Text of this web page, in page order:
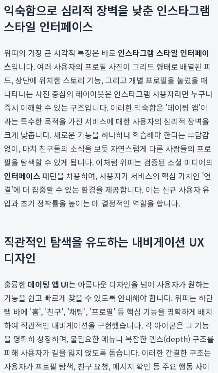
익숙함으로 심리적 장벽을 낮춘 인스타그램
스타일 인터페이스
위피의 가장 큰 시각적 특징은 바로 인스타그램 스타일 인터페이
스입니다. 여러 사용자의 프로필 사진이 그리드 형태로 배열된 피
드, 상단에 위치한 스토리 기능, 그리고 개별 프로필을 눌렀을 때
나타나는 사진 중심의 레이아웃은 인스타그램 사용자라면 누구나
즉시 이해할 수 있는 구조입니다. 이러한 익숙함은 '데이팅 앱'이
라는 특수한 목적을 가진 서비스에 대한 사용자의 심리적 장벽을
크게 낮춥니다. 새로운 기능을 하나하나 학습해야 한다는 부담감
없이, 마치 친구들의 소식을 보듯 자연스럽게 다른 사람들의 프로
필을 탐색할 수 있게 됩니다. 이처럼 위피는 검증된 소셜 미디어의
인터페이스 패턴을 차용하여, 사용자가 서비스의 핵심 가치인 '연
결'에 더 집중할 수 있는 환경을 제공합니다. 이는 신규 사용자 유
입과 초기 정착률을 높이는 데 결정적인 역할을 합니다.
직관적인 탐색을 유도하는 내비게이션 UX
디자인
훌륭한 데이팅 앱 UI는 아름다운 디자인을 넘어 사용자가 원하는
기능을 쉽고 빠르게 찾을 수 있도록 안내해야 합니다. 위피는 하단
탭 바에 '홈', '친구', '채팅', '프로필' 등 핵심 기능을 명확하게 배치
하여 직관적인 내비게이션을 구현했습니다. 각 아이콘은 그 기능
을 명확히 상징하며, 불필요한 메뉴나 복잡한 뎁스(depth) 구조를
피해 사용자가 길을 잃지 않도록 돕습니다. 이러한 간결한 구조는
사용자가 프로필 탐색, 친구 요청, 메시지 확인 등 주요 행동 사이